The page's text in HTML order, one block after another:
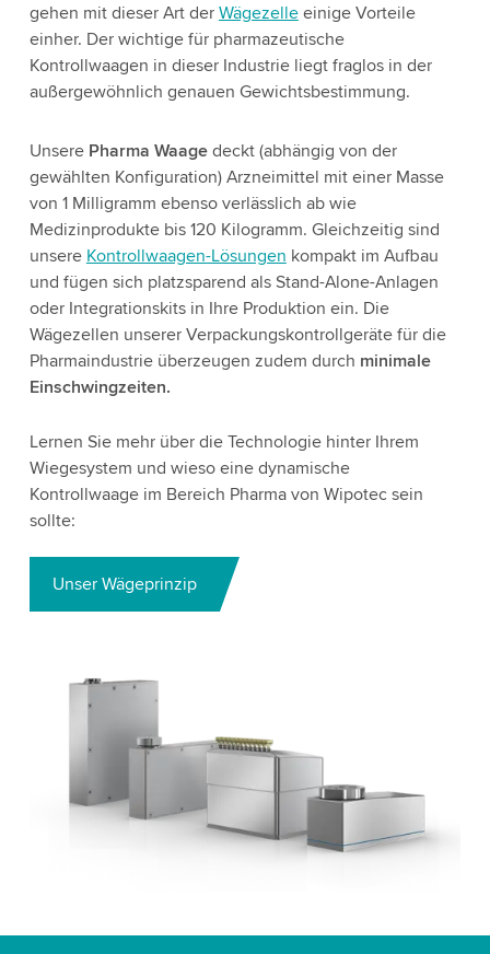
gehen mit dieser Art der Wägezelleeinige Vorteile
einher. Der wichtige für pharmazeutische
Kontrollwaagen in dieser Industrie liegt fraglos in der
außergewöhnlich genauen Gewichtsbestimmung.
Unsere Pharma Waagedeckt (abhängig von der
gewählten Konfiguration) Arzneimittel mit einer Masse
von 1 Milligramm ebenso verlässlich ab wie
Medizinprodukte bis 120 Kilogramm. Gleichzeitig sind
unsere Kontrollwaagen-Lösungen kompakt im Aufbau
und fügen sich platzsparend als Stand-Alone-Anlagen
oder Integrationskits in Ihre Produktion ein. Die
Wägezellen unserer Verpackungskontrollgeräte für die
Pharmaindustrie überzeugen zudem durch minimale
Einschwingzeiten.
Lernen Sie mehr über die Technologie hinter Ihrem
Wiegesystem und wieso eine dynamische
Kontrollwaage im Bereich Pharma von Wipotec sein
sollte:
Unser Wägeprinzip